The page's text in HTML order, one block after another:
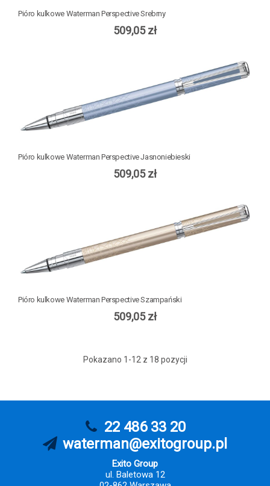
Pióro kulkowe Waterman Perspective Srebrny
509,05 zł
Pióro kulkowe Waterman Perspective Jasnoniebieski
509,05 zł
Pióro kulkowe Waterman Perspective Szampański
509,05 zł
Pokazano 1-12 z 18 pozycji
22 486 33 20
waterman@exitogroup.pl
Exito Group
ul. Baletowa 12